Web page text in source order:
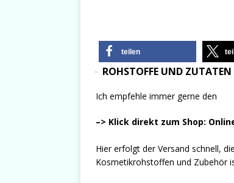
teilen
ROHSTOFFE UND ZUTATEN
Ich empfehle immer gerne den
–> Klick direkt zum Shop:
Hier erfolgt der Versand schnell,
Kosmetikrohstoffen und Zubehör